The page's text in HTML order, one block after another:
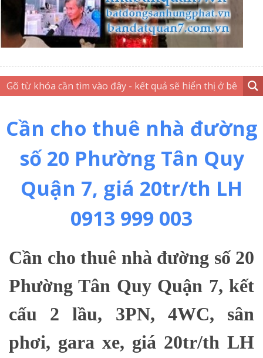
Cần cho thuê nhà đường
số 20 Phường Tân Quy
Quận 7, giá 20tr/th LH
0913 999 003
Cần cho thuê nhà đường số 20
Phường Tân Quy Quận 7, kết
cấu 2 lầu, 3PN, 4WC, sân
phơi, gara xe, giá 20tr/th LH